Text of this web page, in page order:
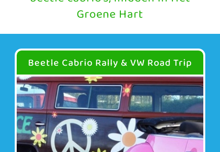
Groene Hart
Beetle Cabrio Rally & VW Road Trip